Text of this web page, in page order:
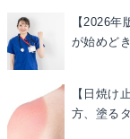
【2026
が始めどき
【日焼け
方、塗る